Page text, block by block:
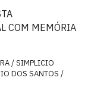
COM MEMÓRIA
/ SIMPLICIO
DOS SANTOS /